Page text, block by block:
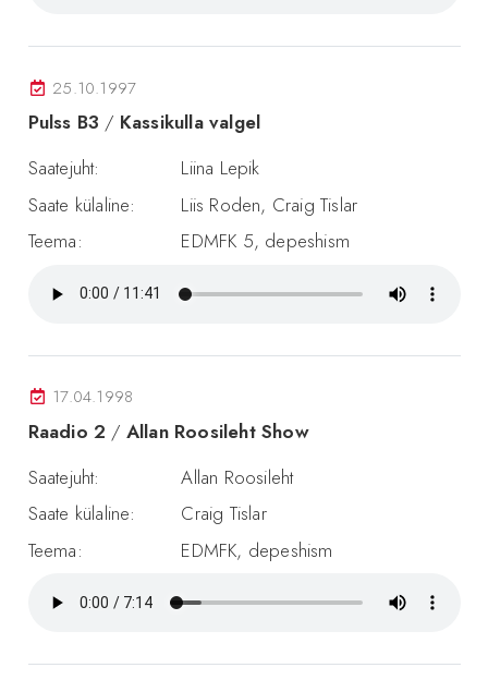
25.10.1997
Pulss B3 / Kassikulla valgel
Saatejuht:
Liina Lepik
Saate külaline:
Liis Roden, Craig Tislar
Teema:
EDMFK 5, depeshism
17.04.1998
Raadio 2 / Allan Roosileht Show
Saatejuht:
Allan Roosileht
Saate külaline:
Craig Tislar
Teema:
EDMFK, depeshism